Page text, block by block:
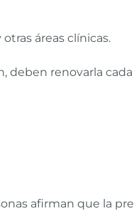
áreas clínicas.
renovarla cada
afirman que la